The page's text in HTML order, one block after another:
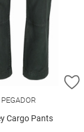
HINZUFÜGEN
PEGADOR
Cargo Pants